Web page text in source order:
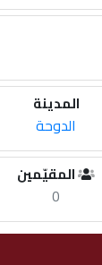
المدينة
الدوحة
المقيّمين
0